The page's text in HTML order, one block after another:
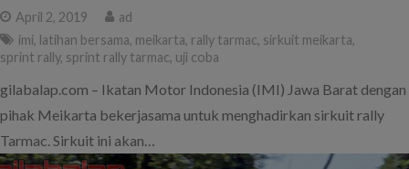
April 2, 2019
ad
imi, latihan bersama, meikarta, rally tarmac, sirkuit meikarta,
sprint rally, sprint rally tarmac, uji coba
gilabalap.com – Ikatan Motor Indonesia (IMI) Jawa Barat dengan
pihak Meikarta bekerjasama untuk menghadirkan sirkuit rally
Tarmac. Sirkuit ini akan…